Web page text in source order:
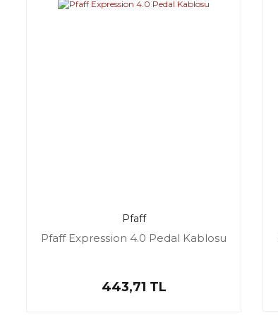
Pfaff
Pfaff Expression 4.0 Pedal Kablosu
443,71 TL